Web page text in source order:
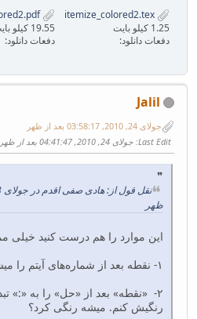
1.25 کیلو بایت
دفعات دانلود:
itemize_colored2.pdf
19.55 کیلو بایت
دفعات دانلود:
Jalil
جولای 24, 2010, 03:58:17 بعد از ظهر
Last Edit: جولای 24, 2010, 04:41:47 بعد از ظهر by Jalil
ظهر
این موارد را هم درست کنید خیلی
۱- نقطه بعد از شماره‌های آیتم را میشه رنگی کرد؟
۲- «نقطه» بعد از «حل» را به «:»
رنگیش کنم. میشه رنگی کرد؟